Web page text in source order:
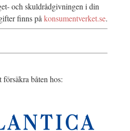
och skuldrådgivningen i din
finns på konsumentverket.se.
båten hos: